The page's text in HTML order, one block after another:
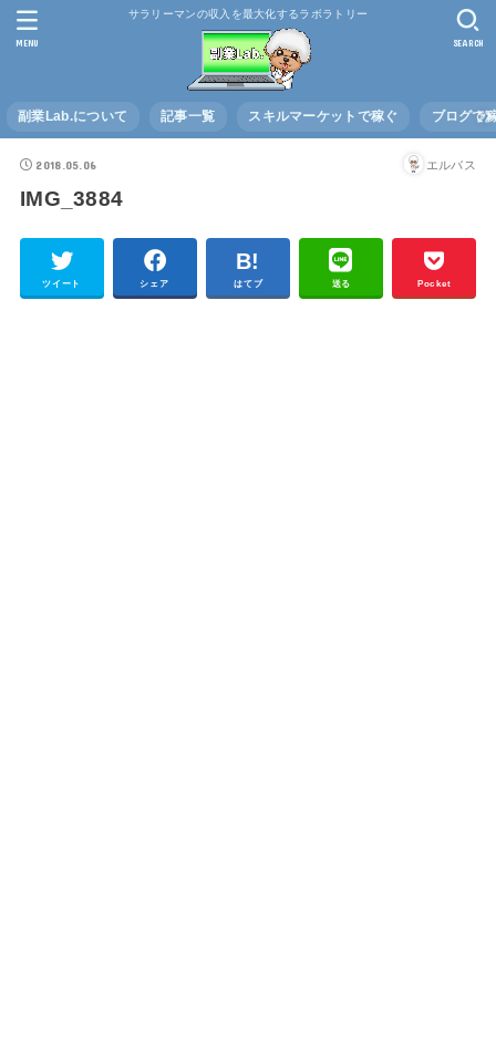
サラリーマンの収入を最大化するラボラトリー
副業Lab.について 記事一覧 スキルマーケットで稼ぐ ブログで
SEARCH
MENU
2018.05.06 エルバス
IMG_3884
ツイート シェア はてブ 送る Pocket